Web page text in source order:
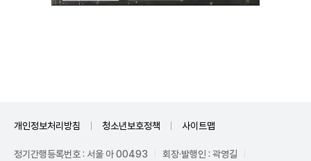
개인정보처리방침 청소년보호정책 사이트맵
정기간행등록번호 : 서울 아 00493 회장·발행인 : 곽영길